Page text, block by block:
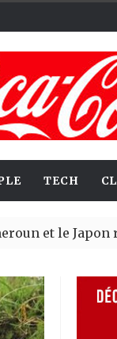
TECH
le Japon